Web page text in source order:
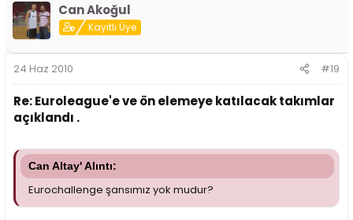
Can Akoğul
Kayıtlı Üye
24 Haz 2010 #19
Re: Euroleague'e ve ön elemeye katılacak takımlar
açıklandı .
Can Altay' Alıntı:
Eurochallenge şansımız yok mudur?